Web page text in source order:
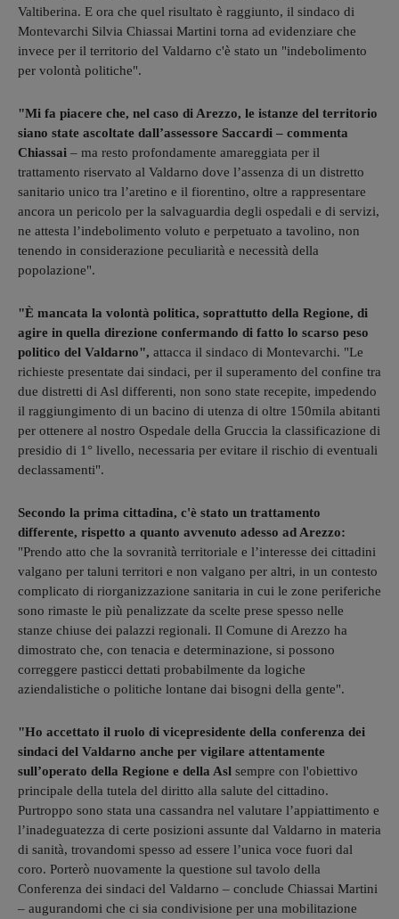
Valtiberina. E ora che quel risultato è raggiunto, il sindaco di
Montevarchi Silvia Chiassai Martini torna ad evidenziare che
invece per il territorio del Valdarno c'è stato un "indebolimento
per volontà politiche".
"Mi fa piacere che, nel caso di Arezzo, le istanze del territorio
siano state ascoltate dall’assessore Saccardi – commenta
Chiassai – ma resto profondamente amareggiata per il
trattamento riservato al Valdarno dove l’assenza di un distretto
sanitario unico tra l’aretino e il fiorentino, oltre a rappresentare
ancora un pericolo per la salvaguardia degli ospedali e di servizi,
ne attesta l’indebolimento voluto e perpetuato a tavolino, non
tenendo in considerazione peculiarità e necessità della
popolazione".
"È mancata la volontà politica, soprattutto della Regione, di
agire in quella direzione confermando di fatto lo scarso peso
politico del Valdarno", attacca il sindaco di Montevarchi. "Le
richieste presentate dai sindaci, per il superamento del confine tra
due distretti di Asl differenti, non sono state recepite, impedendo
il raggiungimento di un bacino di utenza di oltre 150mila abitanti
per ottenere al nostro Ospedale della Gruccia la classificazione di
presidio di 1° livello, necessaria per evitare il rischio di eventuali
declassamenti".
Secondo la prima cittadina, c'è stato un trattamento
differente, rispetto a quanto avvenuto adesso ad Arezzo:
"Prendo atto che la sovranità territoriale e l’interesse dei cittadini
valgano per taluni territori e non valgano per altri, in un contesto
complicato di riorganizzazione sanitaria in cui le zone periferiche
sono rimaste le più penalizzate da scelte prese spesso nelle
stanze chiuse dei palazzi regionali. Il Comune di Arezzo ha
dimostrato che, con tenacia e determinazione, si possono
correggere pasticci dettati probabilmente da logiche
aziendalistiche o politiche lontane dai bisogni della gente".
"Ho accettato il ruolo di vicepresidente della conferenza dei
sindaci del Valdarno anche per vigilare attentamente
sull’operato della Regione e della Asl sempre con l'obiettivo
principale della tutela del diritto alla salute del cittadino.
Purtroppo sono stata una cassandra nel valutare l’appiattimento e
l’inadeguatezza di certe posizioni assunte dal Valdarno in materia
di sanità, trovandomi spesso ad essere l’unica voce fuori dal
coro. Porterò nuovamente la questione sul tavolo della
Conferenza dei sindaci del Valdarno – conclude Chiassai Martini
– augurandomi che ci sia condivisione per una mobilitazione